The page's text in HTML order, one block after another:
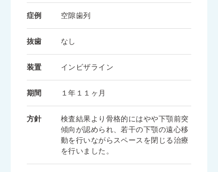
症例 空隙歯列
抜歯 なし
装置 インビザライン
期間 １年１１ヶ月
方針
検査結果より骨格的にはやや下顎前突
傾向が認められ、若干の下顎の遠心移
動を行いながらスペースを閉じる治療
を行いました。